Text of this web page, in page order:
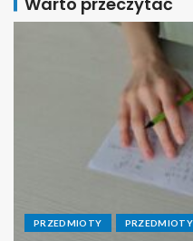
PRZEDMIOTY PRZEDMIOTY